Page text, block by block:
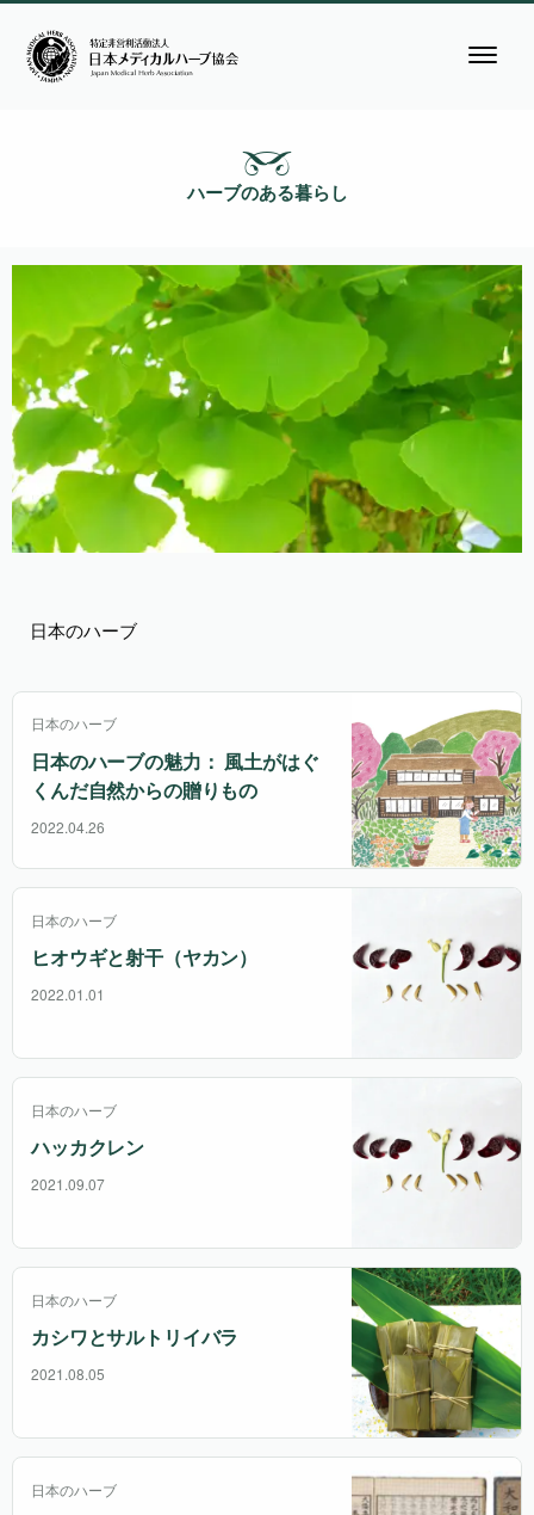
ハーブのある暮らし
日本のハーブ
日本のハーブ
日本のハーブの魅力： 風土がはぐ
くんだ自然からの贈りもの
2022.04.26
日本のハーブ
ヒオウギと射干（ヤカン）
2022.01.01
日本のハーブ
ハッカクレン
2021.09.07
日本のハーブ
カシワとサルトリイバラ
2021.08.05
日本のハーブ